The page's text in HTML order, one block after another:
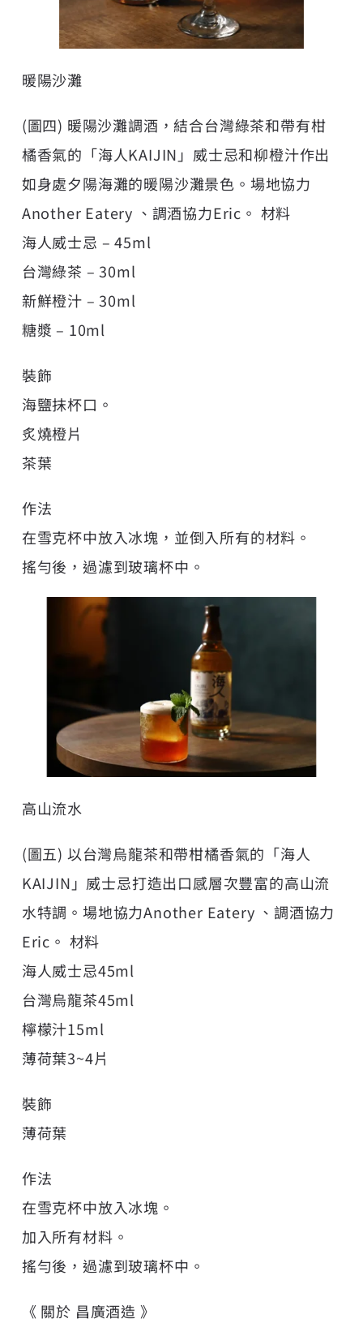
暖陽沙灘
(圖四) 暖陽沙灘調酒，結合台灣綠茶和帶有柑
橘香氣的「海人KAIJIN」威士忌和柳橙汁作出
如身處夕陽海灘的暖陽沙灘景色。場地協力
Another Eatery 、調酒協力Eric。 材料
海人威士忌 – 45ml
台灣綠茶 – 30ml
新鮮橙汁 – 30ml
糖漿 – 10ml
裝飾
海鹽抹杯口。
炙燒橙片
茶葉
作法
在雪克杯中放入冰塊，並倒入所有的材料。
搖勻後，過濾到玻璃杯中。
高山流水
(圖五) 以台灣烏龍茶和帶柑橘香氣的「海人
KAIJIN」威士忌打造出口感層次豐富的高山流
水特調。場地協力Another Eatery 、調酒協力
Eric。 材料
海人威士忌45ml
台灣烏龍茶45ml
檸檬汁15ml
薄荷葉3~4片
裝飾
薄荷葉
作法
在雪克杯中放入冰塊。
加入所有材料。
搖勻後，過濾到玻璃杯中。
《 關於 昌廣酒造 》